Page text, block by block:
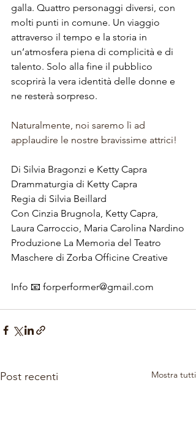
galla. Quattro personaggi diversi, con
molti punti in comune. Un viaggio
attraverso il tempo e la storia in
un’atmosfera piena di complicità e di
talento. Solo alla fine il pubblico
scoprirà la vera identità delle donne e
ne resterà sorpreso.
Naturalmente, noi saremo lì ad
applaudire le nostre bravissime attrici!
Di Silvia Bragonzi e Ketty Capra
Drammaturgia di Ketty Capra
Regia di Silvia Beillard
Con Cinzia Brugnola, Ketty Capra,
Laura Carroccio, Maria Carolina Nardino
Produzione La Memoria del Teatro
Maschere di Zorba Officine Creative
Info 📧 forperformer@gmail.com
Post recenti Mostra tutti